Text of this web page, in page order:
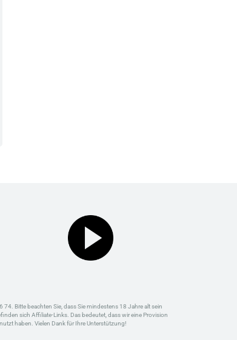
Bitte beachten Sie, dass Sie mindestens 18 Jahre alt sein
sich Affiliate-Links. Das bedeutet, dass wir eine Provision
haben. Vielen Dank für Ihre Unterstützung!